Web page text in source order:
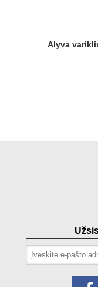
Alyva